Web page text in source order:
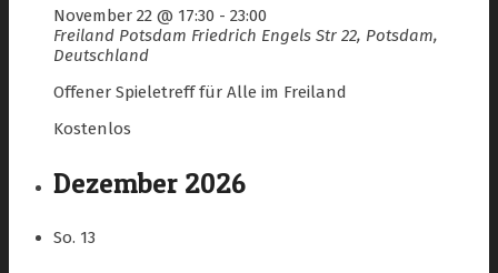
November 22 @ 17:30 - 23:00
Freiland Potsdam Friedrich Engels Str 22, Potsdam,
Deutschland
Offener Spieletreff für Alle im Freiland
Kostenlos
Dezember 2026
So. 13